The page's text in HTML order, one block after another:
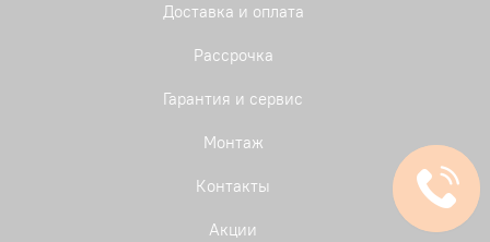
Доставка и оплата
Рассрочка
Гарантия и сервис
Монтаж
Контакты
Акции